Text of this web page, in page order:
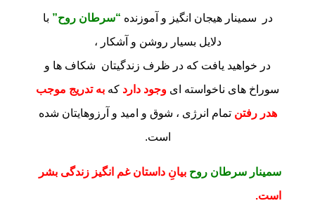
در سمینار هیجان انگیز و آموزنده “سرطان روح” با
دلایل بسیار روشن و آشکار ،
در خواهید یافت که در ظرف زندگیتان شکاف ها و
سوراخ های ناخواسته ای وجود دارد که به تدریج موجب
هدر رفتن تمام انرژی ، شوق و امید و آرزوهایتان شده
است.
سمینار سرطان روح بیانِ داستان غم انگیز زندگی بشر
است.